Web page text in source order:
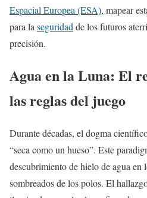
Espacial Europea (ESA), mapear
para la seguridad de los futuros
precisión.
Agua en la Luna: El
las reglas del juego
Durante décadas, el dogma
“seca como un hueso”. Este
descubrimiento de hielo de agua en
sombreados de los polos. El